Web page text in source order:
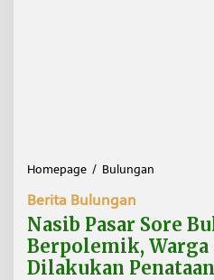
Homepage / Bulungan
i
b
P
a
Berita Bulungan
Nasib Pasar Sore
Berpolemik,
Dilakukan Penataan